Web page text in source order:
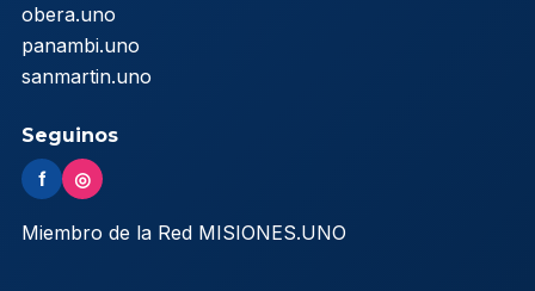
obera.uno
panambi.uno
sanmartin.uno
Seguinos
f ◎
Miembro de la Red MISIONES.UNO